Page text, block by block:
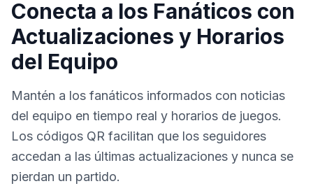
Conecta a los Fanáticos con
Actualizaciones y Horarios
del Equipo
Mantén a los fanáticos informados con noticias
del equipo en tiempo real y horarios de juegos.
Los códigos QR facilitan que los seguidores
accedan a las últimas actualizaciones y nunca se
pierdan un partido.